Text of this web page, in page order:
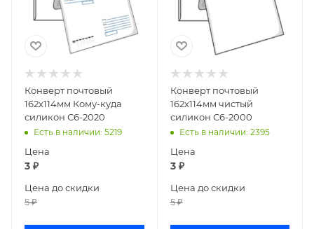
Конверт почтовый
162х114мм Кому-куда
силикон С6-2020
Есть в наличии: 5219
Цена
3 ₽
Цена до скидки
5₽
Конверт почтовый
162х114мм чистый
силикон С6-2000
Есть в наличии: 2395
Цена
3₽
Цена до скидки
5₽